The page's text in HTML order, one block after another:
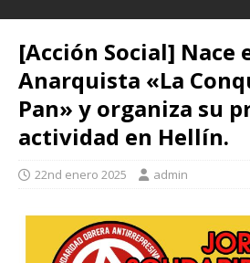
[Acción Social] Nace
Anarquista «La
Pan» y organiza su
actividad en Hellín.
22nd enero 2025 admin